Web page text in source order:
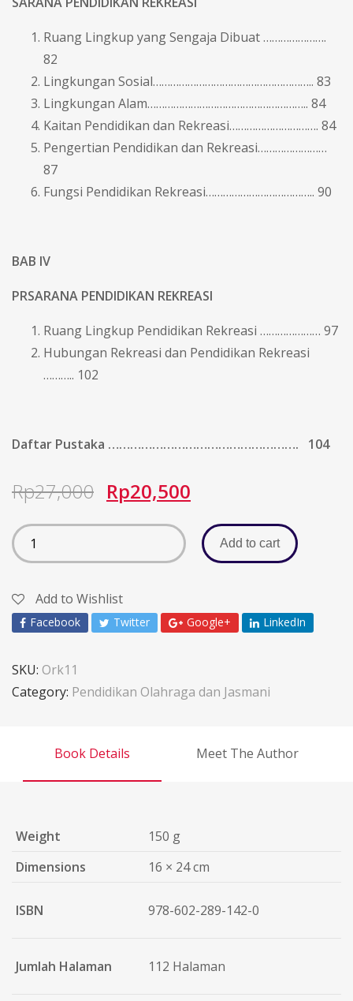
Ruang Lingkup yang Sengaja Dibuat ………………….
82
Lingkungan Sosial……………………………………………….. 83
Lingkungan Alam……………………………………………….. 84
Kaitan Pendidikan dan Rekreasi…………………………. 84
Pengertian Pendidikan dan Rekreasi……………………
87
Fungsi Pendidikan Rekreasi……………………………….. 90
BAB IV
PRSARANA PENDIDIKAN REKREASI
Ruang Lingkup Pendidikan Rekreasi ………………… 97
Hubungan Rekreasi dan Pendidikan Rekreasi
……….. 102
Daftar Pustaka ……………………………………………. 104
Rp27,000 Rp20,500
Add to cart
Add to Wishlist
Facebook Twitter Google+ LinkedIn
SKU: Ork11
Category: Pendidikan Olahraga dan Jasmani
Book Details Meet The Author
Weight
150 g
Dimensions
16 × 24 cm
ISBN 978-602-289-142-0
Jumlah Halaman 112 Halaman